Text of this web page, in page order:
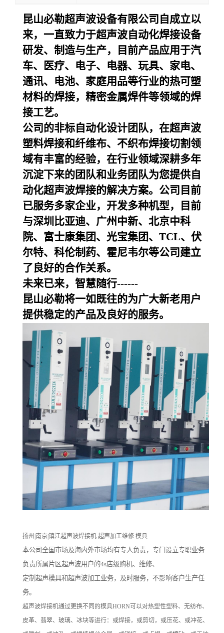
昆山必勒超声波设备有限公司自成立以
来，一直致力于超声波自动化焊接设备
研发、制造与生产，目前产品应用于汽
车、医疗、电子、电器、玩具、家电、
通讯、电池、家庭用品等行业的热可塑
材料的焊接，精密金属焊件等领域的焊
接工艺。
公司的非标自动化设计团队，在超声波
塑料焊接和纤维布、不织布焊接切割领
域有丰富的经验，在行业领域深耕多年
沉淀下来的团队和业务团队为您提供自
动化超声波焊接的解决方案。公司目前
已服务多家企业，开发多种机型，目前
与深圳比亚迪、广州中新、北京中科
院、富士康集团、光宝集团、TCL、伏
尔特、科伦制药、霍尼韦尔等公司建立
了良好的合作关系。
未来已来，智慧随行------
昆山必勒将一如既往的为广大新老用户
提供稳定的产品及良好的服务。
扬州|南京|镇江超声波焊接机 超声加工维修 模具
本公司全国市场及海内外市场均有专人负责，专门设立专职业务
负责所属片区超声波用户的4s店级购机、维修、
定制超声模具和超声波加工业务，及时服务，不影响客户生产任
务。
超声波焊接机通过更换不同的模具HORN可以对热塑性塑料、无纺布、
皮革、翡翠、玻璃、冰块等进行：或焊接，或剪切，或压花、或冲花、